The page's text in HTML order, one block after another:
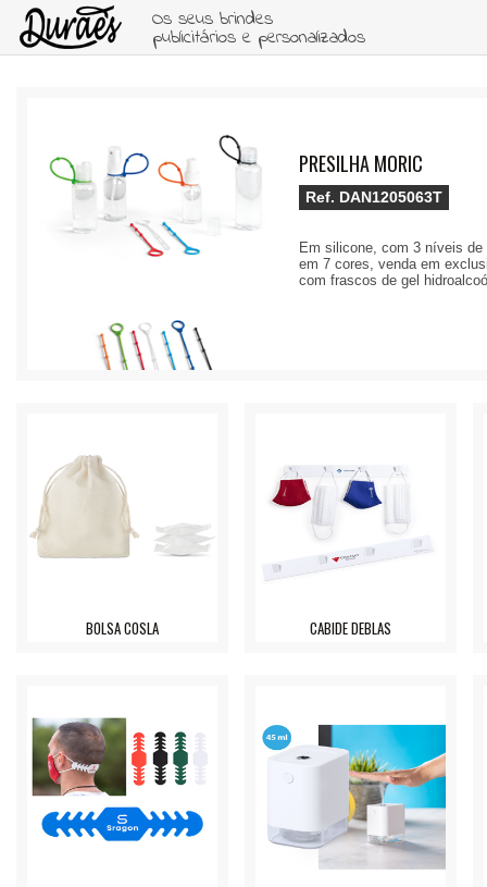
Os seus brindes
publicitários e personalizados
PRESILHA MORIC
Em silicone, com 3 níveis
em 7 cores, venda em
com frascos de gel
Ref. DAN1205063T
BOLSA COSLA CABIDE DEBLAS